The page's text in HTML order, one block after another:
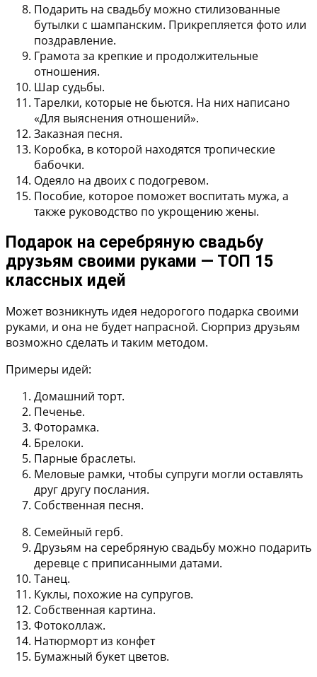
Подарить на свадьбу можно стилизованные
бутылки с шампанским. Прикрепляется фото или
поздравление.
Грамота за крепкие и продолжительные
отношения.
Шар судьбы.
Тарелки, которые не бьются. На них написано
«Для выяснения отношений».
Заказная песня.
Коробка, в которой находятся тропические
бабочки.
Одеяло на двоих с подогревом.
Пособие, которое поможет воспитать мужа, а
также руководство по укрощению жены.
Подарок на серебряную свадьбу
друзьям своими руками — ТОП 15
классных идей
Может возникнуть идея недорогого подарка своими
руками, и она не будет напрасной. Сюрприз друзьям
возможно сделать и таким методом.
Примеры идей:
Домашний торт.
Печенье.
Фоторамка.
Брелоки.
Парные браслеты.
Меловые рамки, чтобы супруги могли оставлять
друг другу послания.
Собственная песня.
Семейный герб.
Друзьям на серебряную свадьбу можно подарить
деревце с приписанными датами.
Танец.
Куклы, похожие на супругов.
Собственная картина.
Фотоколлаж.
Натюрморт из конфет
Бумажный букет цветов.